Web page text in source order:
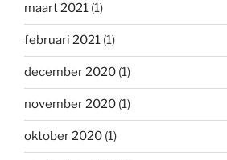
maart 2021 (1)
februari 2021 (1)
december 2020 (1)
november 2020 (1)
oktober 2020 (1)